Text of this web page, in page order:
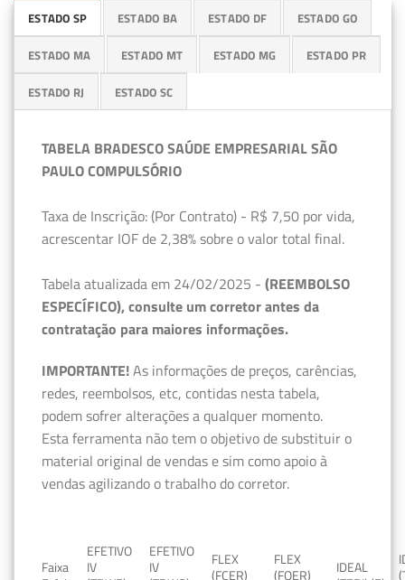
ESTADO SP ESTADO BA ESTADO DF ESTADO GO
ESTADO MA ESTADO MT ESTADO MG ESTADO PR
ESTADO RJ ESTADO SC
TABELA BRADESCO SAÚDE EMPRESARIAL SÃO
PAULO COMPULSÓRIO
Taxa de Inscrição: (Por Contrato) - R$ 7,50 por vida,
acrescentar IOF de 2,38% sobre o valor total final.
Tabela atualizada em 24/02/2025 - (REEMBOLSO
ESPECÍFICO), consulte um corretor antes da
contratação para maiores informações.
IMPORTANTE!As informações de preços, carências,
redes, reembolsos, etc, contidas nesta tabela,
podem sofrer alterações a qualquer momento.
Esta ferramenta não tem o objetivo de substituir o
material original de vendas e sim como apoio à
vendas agilizando o trabalho do corretor.
Faixa
EFETIVO
IV
EFETIVO
IV
FLEX
(FCER)
FLEX
(FQER)
IDEAL